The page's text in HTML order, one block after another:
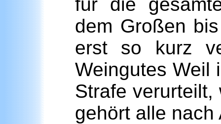
dem Großen
erst so kurz
Weingutes Weil
Strafe verurteilt,
gehört alle nach